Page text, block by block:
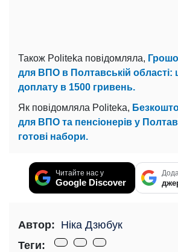
Також Politeka повідомляла,
для ВПО в Полтавській
доплату в 1500 гривень.
Як повідомляла Politeka,
для ВПО та пенсіонерів у
готові набори.
Читайте нас у
Google Discover
Автор: Ніка Дзюбук
Теги: